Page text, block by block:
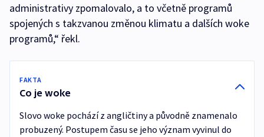
administrativy zpomalovalo, a to včetně programů
spojených s takzvanou změnou klimatu a dalších woke
programů,“ řekl.
FAKTA
Co je woke
Slovo woke pochází z angličtiny a původně znamenalo
probuzený. Postupem času se jeho význam vyvinul do